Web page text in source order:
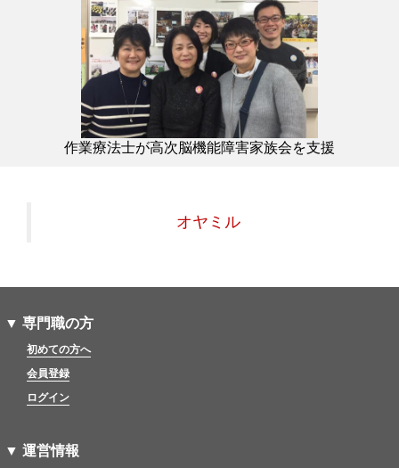
作業療法士が高次脳機能障害家族会を支援
オヤミル
▼ 専門職の方
初めての方へ
会員登録
ログイン
▼ 運営情報